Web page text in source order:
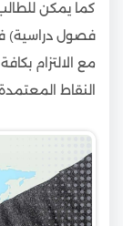
فصول دراسية)
مع الالتزام
النقاط